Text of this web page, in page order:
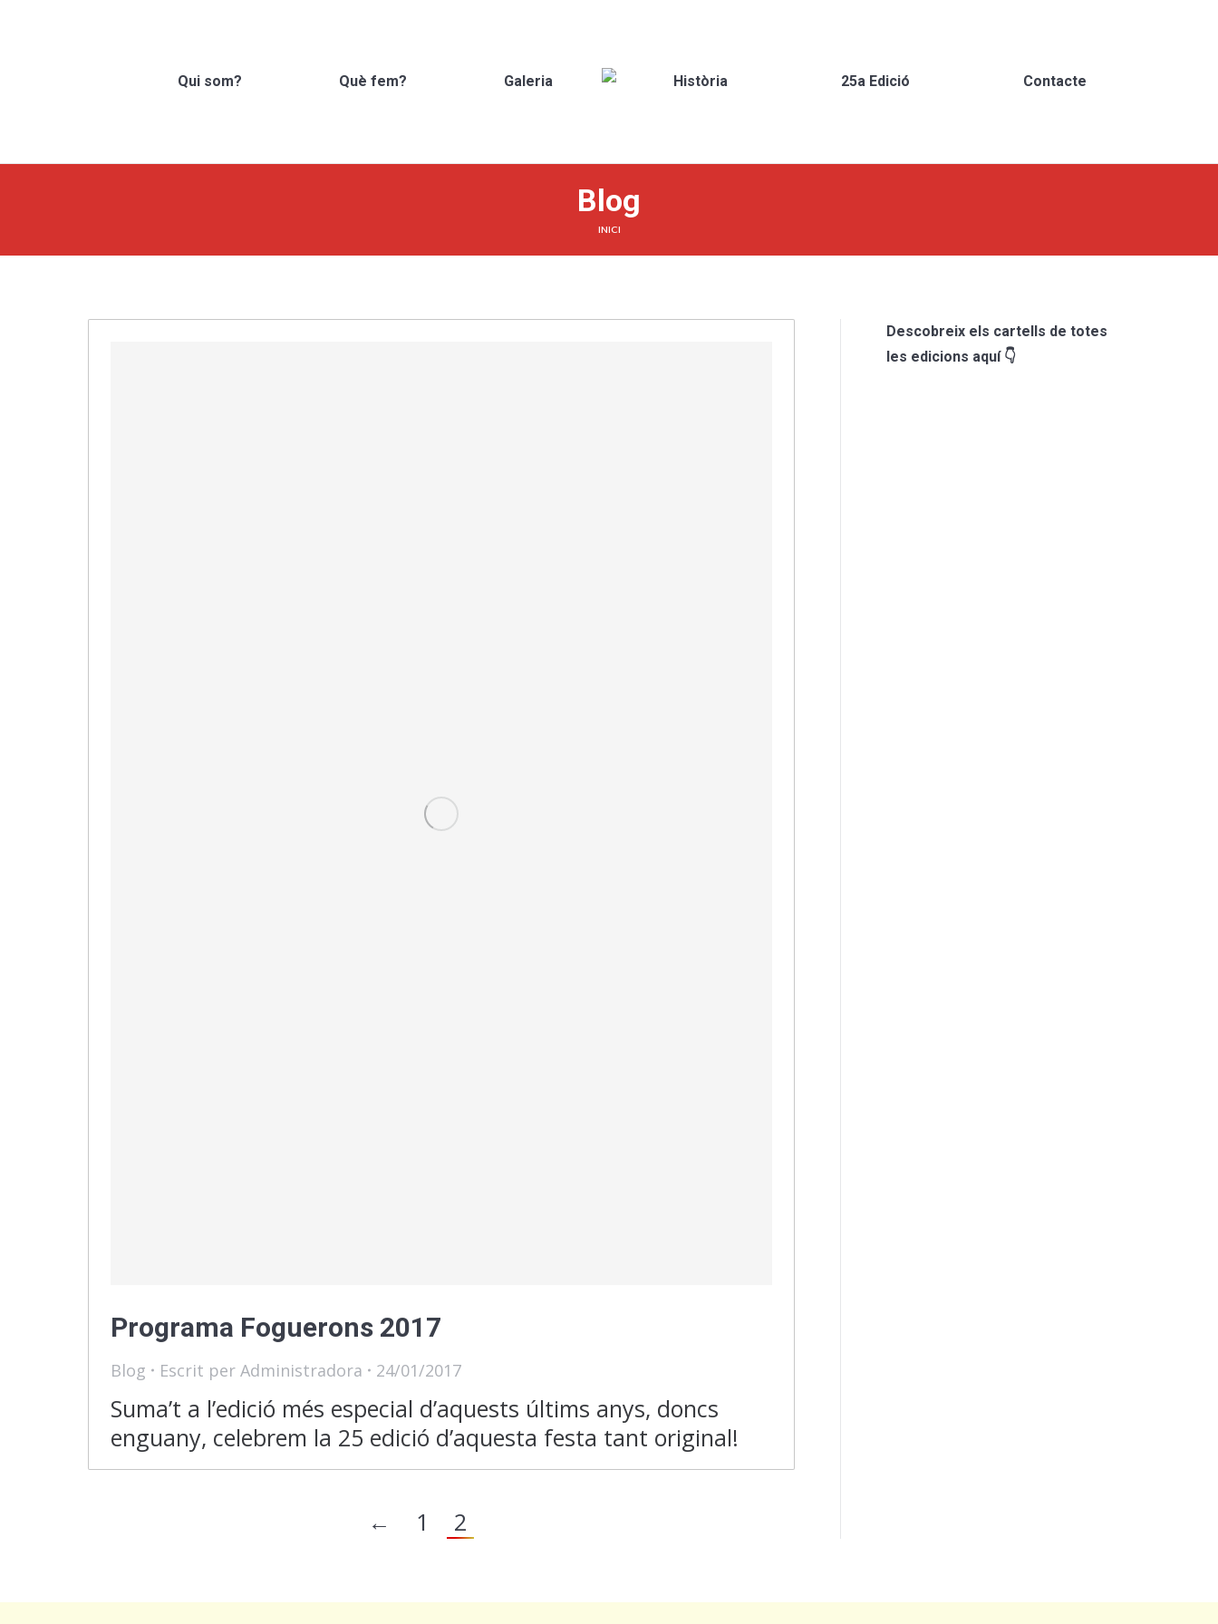
Qui som? Què fem? Galeria
Search: Història 25a Edició Contacte
Blog
You are here:
INICI
Programa Foguerons 2017
Blog Escrit per Administradora 24/01/2017
Suma’t a l’edició més especial d’aquests últims anys, doncs
enguany, celebrem la 25 edició d’aquesta festa tant original!
← 1 2
Descobreix els cartells de totes
les edicions aquí 👇